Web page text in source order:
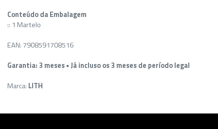
Conteúdo da Embalagem
:: 1 Martelo
EAN: 7908591708516
Garantia: 3 meses • Já incluso os 3 meses de período legal
Marca: LITH